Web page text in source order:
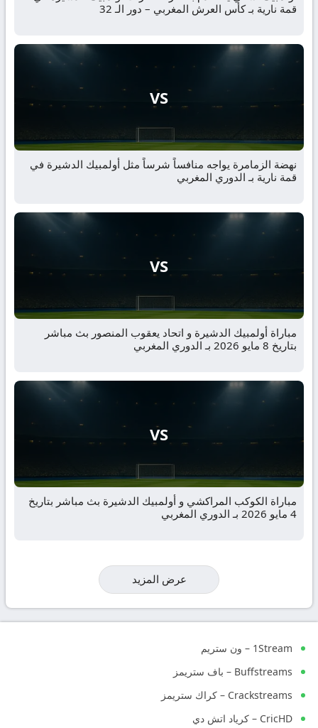
قمة نارية بـ كأس العرش المغربي – دور الـ 32
VS
نهضة الزمامرة يواجه منافساً شرساً مثل أولمبيك الدشيرة في
قمة نارية بـ الدوري المغربي
VS
مباراة أولمبيك الدشيرة و اتحاد يعقوب المنصور بث مباشر
بتاريخ 8 مايو 2026 بـ الدوري المغربي
VS
مباراة الكوكب المراكشي و أولمبيك الدشيرة بث مباشر بتاريخ
4 مايو 2026 بـ الدوري المغربي
عرض المزيد
1Stream – ون ستريم
Buffstreams – باف ستريمز
Crackstreams – كراك ستريمز
CricHD – كرياد اتش دي